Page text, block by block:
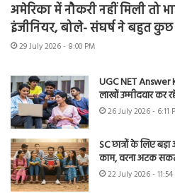
अमेरिका में नौकरी नहीं मिली तो
इंजीनियर, बोले- संघर्ष ने बहुत
29 July 2026 - 8:00 PM
UGC NET Answer
लाखों उम्मीदवार कर
26 July 2026 - 6:11
SC छात्रों के लिए
काम, वरना अटक
22 July 2026 -